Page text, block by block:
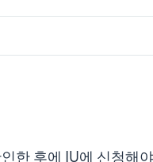
한 후에 IU에 신청해